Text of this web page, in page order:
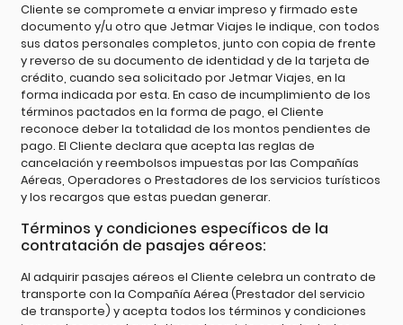
Cliente se compromete a enviar impreso y firmado este
documento y/u otro que Jetmar Viajes le indique, con todos
sus datos personales completos, junto con copia de frente
y reverso de su documento de identidad y de la tarjeta de
crédito, cuando sea solicitado por Jetmar Viajes, en la
forma indicada por esta. En caso de incumplimiento de los
términos pactados en la forma de pago, el Cliente
reconoce deber la totalidad de los montos pendientes de
pago. El Cliente declara que acepta las reglas de
cancelación y reembolsos impuestas por las Compañías
Aéreas, Operadores o Prestadores de los servicios turísticos
y los recargos que estas puedan generar.
Términos y condiciones específicos de la
contratación de pasajes aéreos:
Al adquirir pasajes aéreos el Cliente celebra un contrato de
transporte con la Compañía Aérea (Prestador del servicio
de transporte) y acepta todos los términos y condiciones